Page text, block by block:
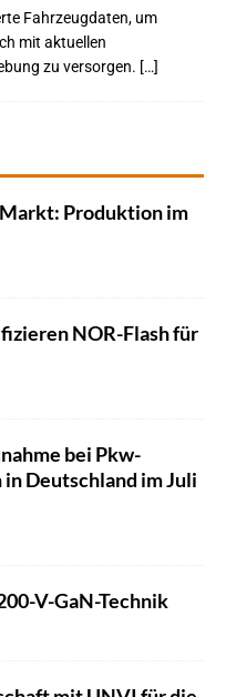
Fahrzeugdaten, um
mit aktuellen
zu versorgen. […]
Produktion im
NOR-Flash für
bei Pkw-
in Deutschland im Juli
V-GaN-Technik